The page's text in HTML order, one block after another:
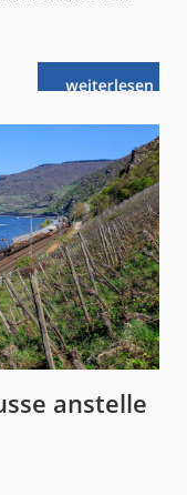
weiterlese
nRüdesheim:
am
Hafenpark
anstelle